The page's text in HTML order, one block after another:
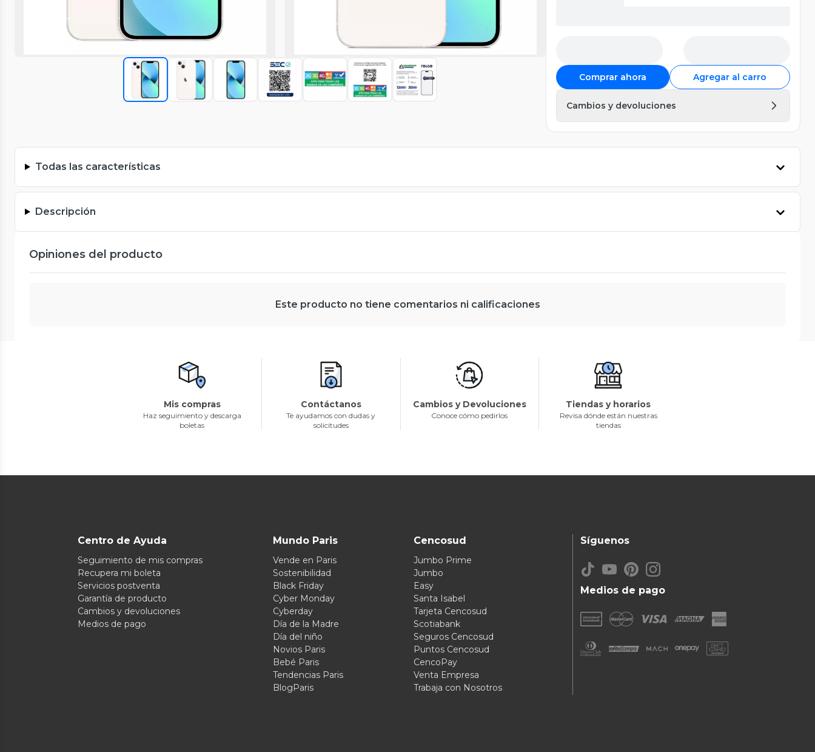
Comprar ahora Agregar al carro
Cambios y devoluciones
Todas las características
Descripción
Opiniones del producto
Este producto no tiene comentarios ni calificaciones
Mis compras
Haz seguimiento y descarga
boletas
Contáctanos
Te ayudamos con dudas y
solicitudes
Cambios y Devoluciones
Conoce cómo pedirlos
Tiendas y horarios
Revisa dónde están nuestras
tiendas
Centro de Ayuda
Seguimiento de mis compras
Recupera mi boleta
Servicios postventa
Garantía de producto
Cambios y devoluciones
Medios de pago
Mundo Paris
Vende en Paris
Sostenibilidad
Black Friday
Cyber Monday
Cyberday
Día de la Madre
Día del niño
Novios Paris
Bebé Paris
Tendencias Paris
BlogParis
Cencosud
Jumbo Prime
Jumbo
Easy
Santa Isabel
Tarjeta Cencosud
Scotiabank
Seguros Cencosud
Puntos Cencosud
CencoPay
Venta Empresa
Trabaja con Nosotros
Medios de pago
Síguenos